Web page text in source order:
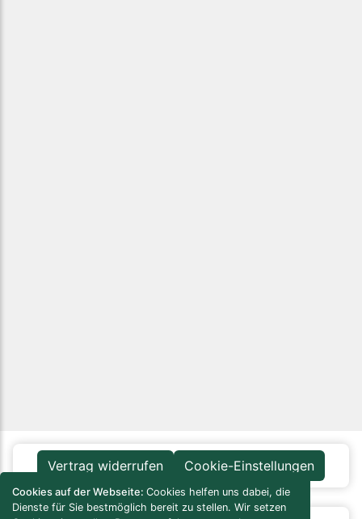
Cookies auf der Webseite:Cookies helfen uns dabei, die
Dienste für Sie bestmöglich bereit zu stellen. Wir setzen
Vertrag widerrufen Cookie-Einstellungen